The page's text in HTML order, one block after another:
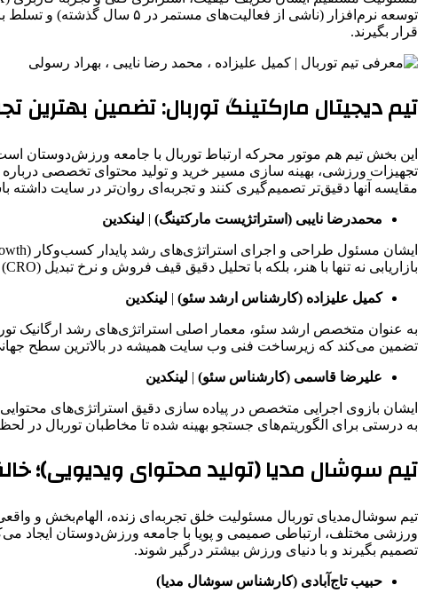
توسعه نرم‌افزار (ناشی از
قرار بگیرند.
تیم دیجیتال مارکتینگ توربال: تضمین بهترین
این بخش تیم هم موتور محرکه‌ ارتباط توربال با جامعه‌ ورزش‌دوستان
تجهیزات ورزشی، بهینه‌ سازی مسیر خرید و تولید محتوای تخصصی
مقایسه آنها دقیق‌تر تصمیم‌گیری کنند و تجربه‌ای روان‌تر در سایت داشته
محمدرضا نایبی (استراتژیست مارکتینگ) | لینکدین
بازاریابی نه تنها با هنر، بلکه با تحلیل دقیق قیف فروش و نرخ تبدیل (CRO) سنجیده شده و مستقیما به فروش تجهیزات ورزشی منجر شود.
کمیل علیزاده (کارشناس ارشد سئو) | لینکدین
تضمین می‌کند که زیرساخت فنی وب‌ سایت همیشه در بالاترین سطح
علیرضا قاسمی (کارشناس سئو) | لینکدین
به ‌درستی برای الگوریتم‌های جستجو بهینه شده تا مخاطبان توربال در
تیم سوشال مدیا (تولید محتوای ویدیویی)؛
تیم سوشال‌مدیای توربال مسئولیت خلق تجربه‌ای زنده، الهام‌بخش و
ورزشی مختلف، ارتباطی صمیمی و پویا با جامعه ورزش‌دوستان ایجاد
تصمیم بگیرند و با دنیای ورزش بیشتر درگیر شوند.
حبیب تاج‌آبادی (کارشناس سوشال مدیا)